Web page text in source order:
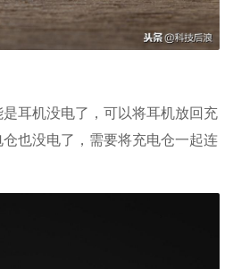
耳机没电了，可以将耳机放回充
也没电了，需要将充电仓一起连